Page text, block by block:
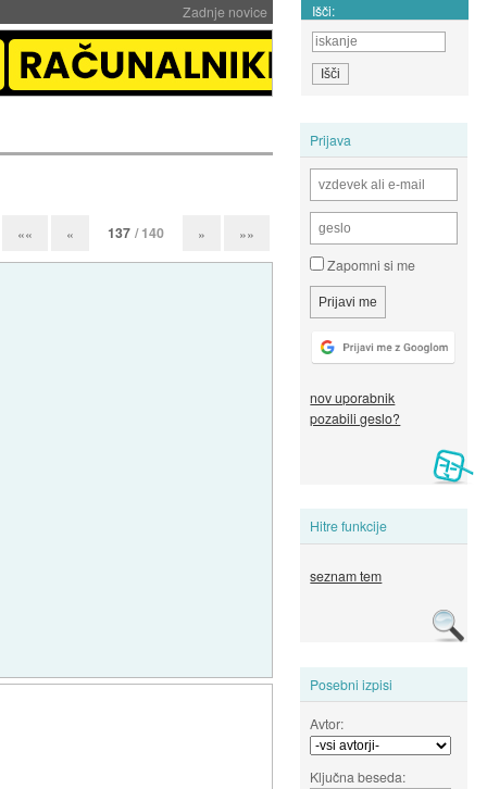
Zadnje novice Išči:
Prijava
Zapomni si me
nov uporabnik
pozabili geslo?
Hitre funkcije
seznam tem
Posebni izpisi
Avtor:
Ključna beseda:
«« « 137 / 140 » »»